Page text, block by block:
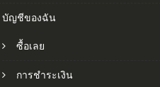
บัญชีของฉัน
ซื้อเลย
การชำระเงิน